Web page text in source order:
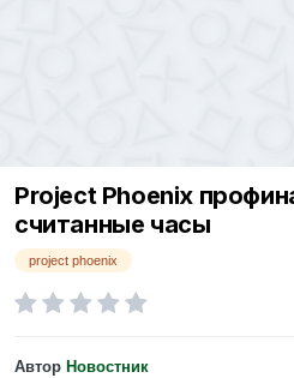
Project Phoenix
считанные часы
project phoenix
Автор Новостник